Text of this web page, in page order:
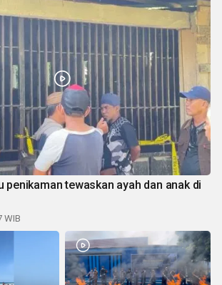
penikaman tewaskan ayah dan anak di
WIB